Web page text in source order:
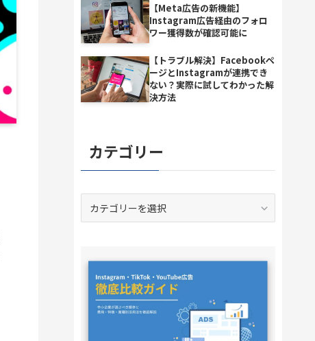
【Meta広告の新機能】
Instagram広告経由のフォロ
ワー獲得数が確認可能に
【トラブル解決】Facebookペ
ージとInstagramが連携でき
ない？実際に試してわかった解
決方法
カテゴリー
ー